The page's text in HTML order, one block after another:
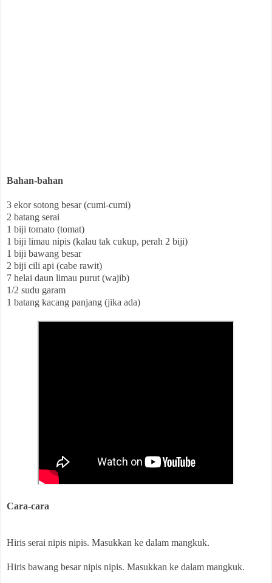
Bahan-bahan
3 ekor sotong besar (cumi-cumi)
2 batang serai
1 biji tomato (tomat)
1 biji limau nipis (kalau tak cukup, perah 2 biji)
1 biji bawang besar
2 biji cili api (cabe rawit)
7 helai daun limau purut (wajib)
1/2 sudu garam
1 batang kacang panjang (jika ada)
Cara-cara
Hiris serai nipis nipis. Masukkan ke dalam mangkuk.
Hiris bawang besar nipis nipis. Masukkan ke dalam mangkuk.